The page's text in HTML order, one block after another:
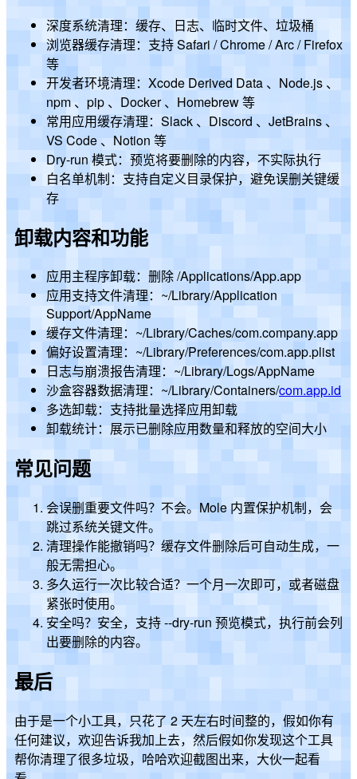
深度系统清理：缓存、日志、临时文件、垃圾桶
浏览器缓存清理：支持 Safari / Chrome / Arc / Firefox
等
开发者环境清理：Xcode Derived Data 、Node.js 、
npm 、pip 、Docker 、Homebrew 等
常用应用缓存清理：Slack 、Discord 、JetBrains 、
VS Code 、Notion 等
Dry-run 模式：预览将要删除的内容，不实际执行
白名单机制：支持自定义目录保护，避免误删关键缓
存
卸载内容和功能
应用主程序卸载：删除 /Applications/App.app
应用支持文件清理：~/Library/Application
Support/AppName
缓存文件清理：~/Library/Caches/com.company.app
偏好设置清理：~/Library/Preferences/com.app.plist
日志与崩溃报告清理：~/Library/Logs/AppName
沙盒容器数据清理：~/Library/Containers/com.app.id
多选卸载：支持批量选择应用卸载
卸载统计：展示已删除应用数量和释放的空间大小
常见问题
会误删重要文件吗？不会。Mole 内置保护机制，会
跳过系统关键文件。
清理操作能撤销吗？缓存文件删除后可自动生成，一
般无需担心。
多久运行一次比较合适？一个月一次即可，或者磁盘
紧张时使用。
安全吗？安全，支持 --dry-run 预览模式，执行前会列
出要删除的内容。
最后
由于是一个小工具，只花了 2 天左右时间整的，假如你有
任何建议，欢迎告诉我加上去，然后假如你发现这个工具
帮你清理了很多垃圾，哈哈欢迎截图出来，大伙一起看